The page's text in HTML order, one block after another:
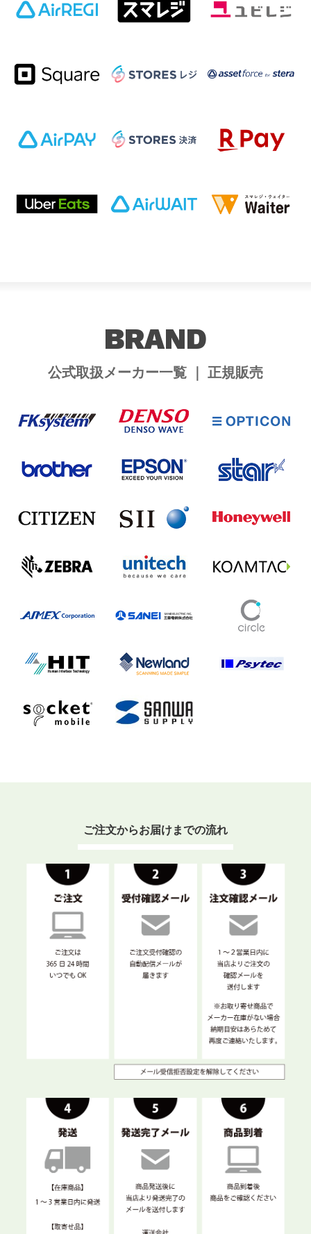
BRAND
公式取扱メーカー一覧 ｜ 正規販売
ご注文からお届けまでの流れ